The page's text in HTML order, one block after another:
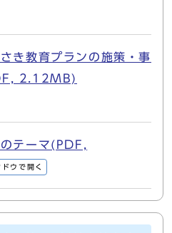
き教育プランの施策・事
2.12MB)
テーマ(PDF,
ウで開く